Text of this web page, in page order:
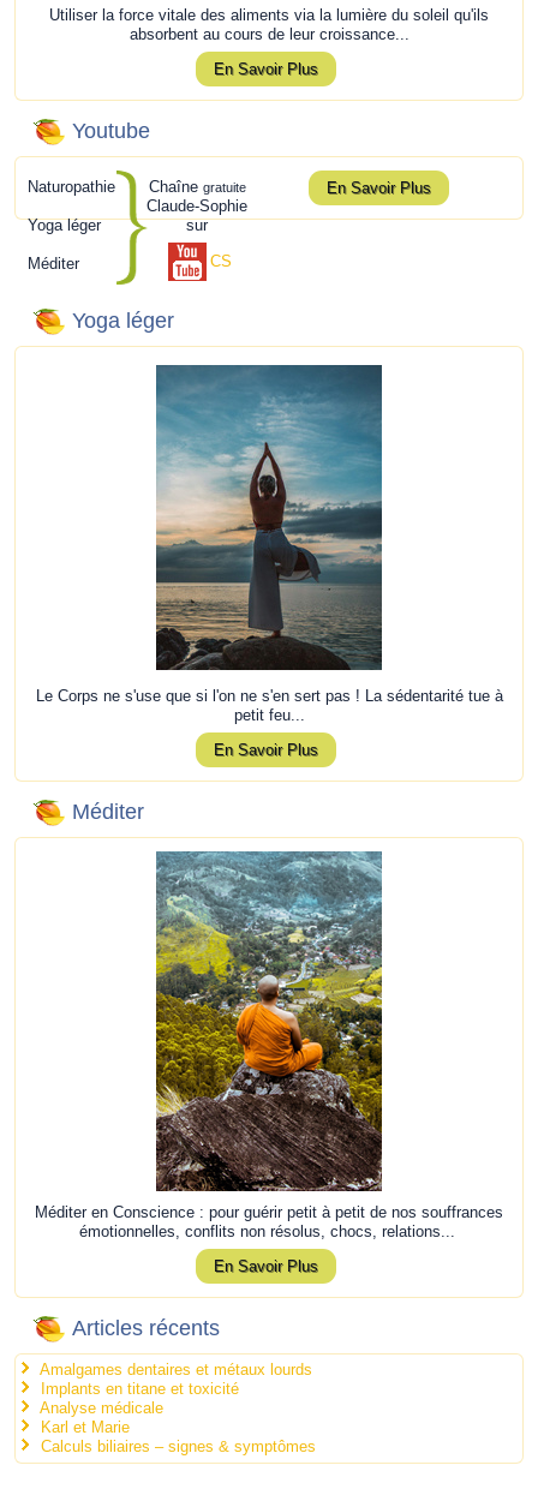
Utiliser la force vitale des aliments via la lumière du soleil qu'ils
absorbent au cours de leur croissance...
En Savoir Plus
Youtube
Naturopathie
Yoga léger
Méditer
Chaîne gratuite
Claude-Sophie
sur
CS
En Savoir Plus
Yoga léger
Le Corps ne s'use que si l'on ne s'en sert pas ! La sédentarité tue à
petit feu...
En Savoir Plus
Méditer
Méditer en Conscience : pour guérir petit à petit de nos souffrances
émotionnelles, conflits non résolus, chocs, relations...
En Savoir Plus
Articles récents
Amalgames dentaires et métaux lourds
Implants en titane et toxicité
Analyse médicale
Karl et Marie
Calculs biliaires – signes & symptômes